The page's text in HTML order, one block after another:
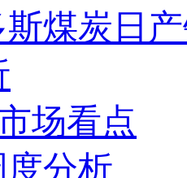
煤炭日
场看点
分析